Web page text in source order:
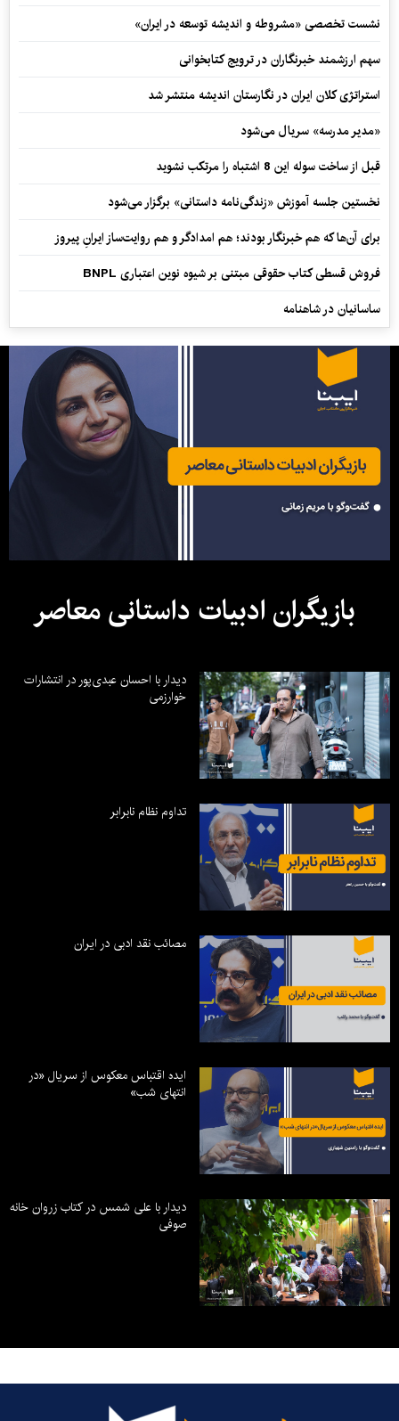
نشست تخصصی «مشروطه و اندیشه توسعه در ایران»
سهم ارزشمند خبرنگاران در ترویج کتابخوانی
استراتژی کلان ایران در نگارستان اندیشه منتشر شد
«مدیر مدرسه» سریال می‌شود
قبل از ساخت سوله این 8 اشتباه را مرتکب نشوید
نخستین جلسه آموزش «زندگی‌نامه‌ داستانی» برگزار می‌شود
برای آن‌ها که هم خبرنگار بودند؛ هم امدادگر و هم‌ روایت‌ساز ایرانِ پیروز
فروش قسطی کتاب حقوقی مبتنی بر شیوه نوین اعتباری BNPL
ساسانیان در شاهنامه
بازیگران ادبیات داستانی معاصر
دیدار با احسان عبدی‌پور در انتشارات
خوارزمی
تداوم نظام نابرابر
مصائب نقد ادبی در ایران
ایده اقتباس معکوس از سریال «در
انتهای شب»
دیدار با علی شمس در کتاب زروان خانه
صوفی